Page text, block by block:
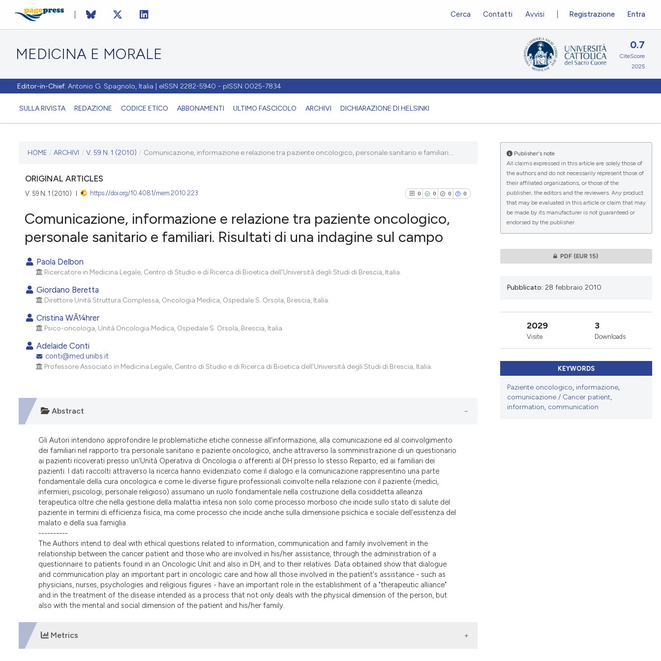
MEDICINA E MORALE
Editor-in-Chief: Antonio G. Spagnolo, Italia | eISSN 2282-5940 - pISSN 0025-7834
SULLA RIVISTA REDAZIONE CODICE ETICO ABBONAMENTI ULTIMO FASCICOLO ARCHIVI DICHIARAZIONE DI HELSINKI
Registrazione Entra
Cerca Contatti Avvisi
0.7
CiteScore
2025
ULTIMO NUMERO
V. 59 N. 1 (2010)
28 febbraio 2010
ULTIMO FASCICOLO
HOME / ARCHIVI / V. 59 N. 1 (2010) / Comunicazione, informazione e relazione tra paziente oncologico, personale sanitario e familiari....
ORIGINAL ARTICLES
V. 59 N. 1 (2010) https://doi.org/10.4081/mem.2010.223 0 0 0 0
the cited claim, and a label
indicating in which section the
citation was made.
Comunicazione, informazione e relazione tra paziente oncologico,
personale sanitario e familiari. Risultati di una indagine sul campo
Paola Delbon
Ricercatore in Medicina Legale, Centro di Studio e di Ricerca di Bioetica dell'Università degli Studi di Brescia, Italia.
Giordano Beretta
Direttore Unità Struttura Complessa, Oncologia Medica, Ospedale S. Orsola, Brescia, Italia.
Cristina WÃ¼hrer
Psico-oncologa, Unità Oncologia Medica, Ospedale S. Orsola, Brescia, Italia.
Adelaide Conti
conti@med.unibs.it
Professore Associato in Medicina Legale, Centro di Studio e di Ricerca di Bioetica dell'Università degli Studi di Brescia, Italia.
Abstract
Gli Autori intendono approfondire le problematiche etiche connesse all'informazione, alla comunicazione ed al coinvolgimento
dei familiari nel rapporto tra personale sanitario e paziente oncologico, anche attraverso la somministrazione di un questionario
ai pazienti ricoverati presso un'Unità Operativa di Oncologia o afferenti al DH presso lo stesso Reparto, ed ai familiari dei
pazienti. I dati raccolti attraverso la ricerca hanno evidenziato come il dialogo e la comunicazione rappresentino una parte
fondamentale della cura oncologica e come le diverse figure professionali coinvolte nella relazione con il paziente (medici,
infermieri, psicologi, personale religioso) assumano un ruolo fondamentale nella costruzione della cosiddetta alleanza
terapeutica oltre che nella gestione della malattia intesa non solo come processo morboso che incide sullo stato di salute del
paziente in termini di efficienza fisica, ma come processo che incide anche sulla dimensione psichica e sociale dell'esistenza del
malato e della sua famiglia.
----------
The Authors intend to deal with ethical questions related to information, communication and family involvement in the
relationship between the cancer patient and those who are involved in his/her assistance, through the administration of a
questionnaire to patients found in an Oncologic Unit and also in DH, and to their relatives. Data obtained show that dialogue
and communication play an important part in oncologic care and how all those involved in the patient's assistance - such as
physicians, nurses, psychologies and religious figures - have an important role in the establishment of a "therapeutic alliance"
and in the treatment of the disease intended as a process that not only deals with the physical dimension of the person, but
also with the mental and social dimension of the patient and his/her family.
Metrics
Publisher's note
All claims expressed in this article are solely those of
the authors and do not necessarily represent those of
their affiliated organizations, or those of the
publisher, the editors and the reviewers. Any product
that may be evaluated in this article or claim that may
be made by its manufacturer is not guaranteed or
endorsed by the publisher.
PDF (EUR 15)
Pubblicato: 28 febbraio 2010
2029
Visite
3
Downloads
KEYWORDS
Paziente oncologico, informazione,
comunicazione / Cancer patient,
information, communication